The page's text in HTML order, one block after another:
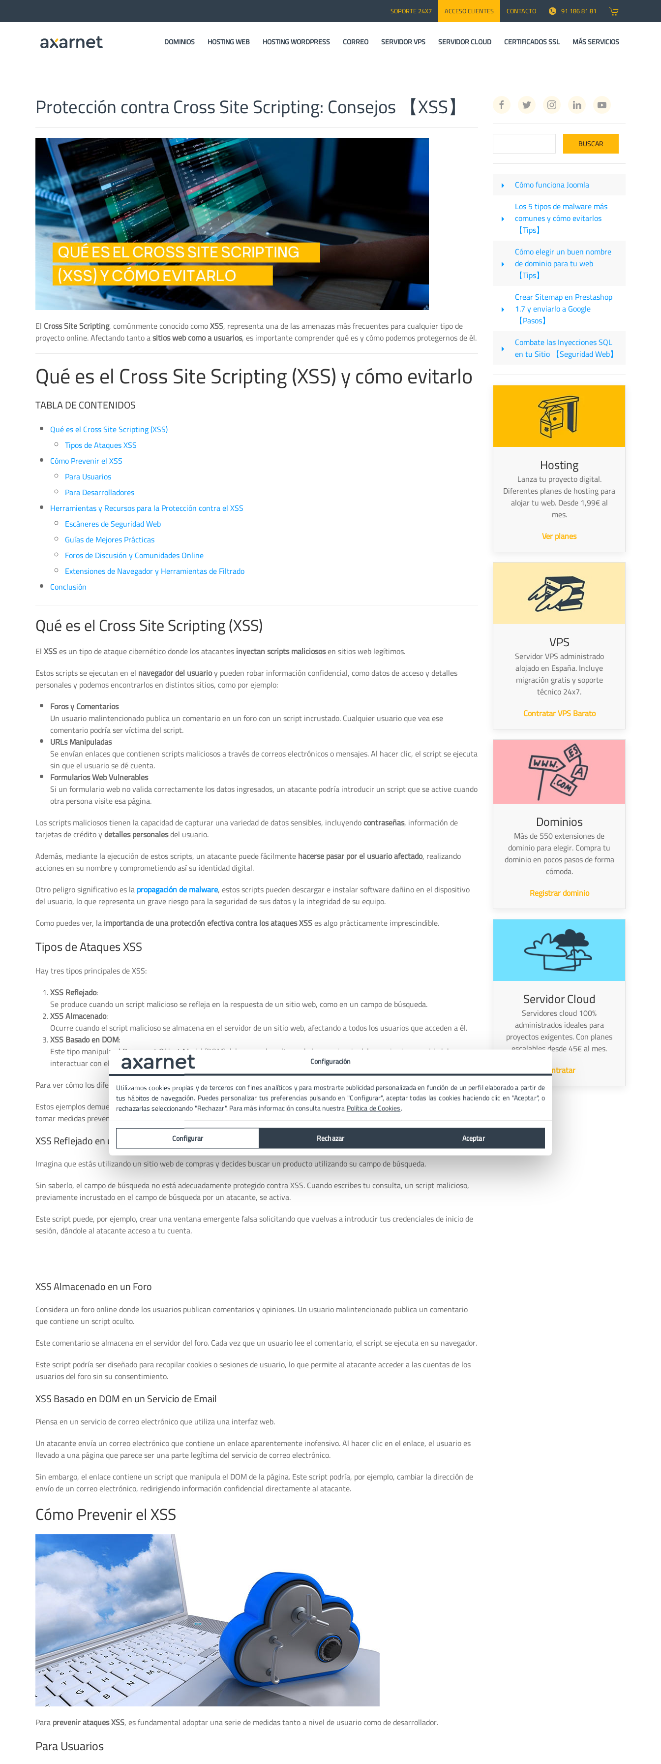
SOPORTE 24X7 ACCESO CLIENTES CONTACTO 91 186 81 81
DOMINIOS HOSTING WEB HOSTING WORDPRESS CORREO SERVIDOR VPS SERVIDOR CLOUD CERTIFICADOS SSL MÁS SERVICIOS
Protección contra Cross Site Scripting: Consejos 【XSS】
El Cross Site Scripting, comúnmente conocido comoXSS, representa una de las amenazas más frecuentes para cualquier tipo de
proyecto online. Afectando tanto asitios web como a usuarios, es importante comprender qué es y cómo podemos protegernos de él.
Qué es el Cross Site Scripting (XSS) y cómo evitarlo
TABLA DE CONTENIDOS
Qué es el Cross Site Scripting (XSS)
Tipos de Ataques XSS
Cómo Prevenir el XSS
Para Usuarios
Para Desarrolladores
Herramientas y Recursos para la Protección contra el XSS
Escáneres de Seguridad Web
Guías de Mejores Prácticas
Foros de Discusión y Comunidades Online
Extensiones de Navegador y Herramientas de Filtrado
Conclusión
Qué es el Cross Site Scripting (XSS)
ElXSSes un tipo de ataque cibernético donde los atacantesinyectan scripts maliciososen sitios web legítimos.
Estos scripts se ejecutan en el navegador del usuarioy pueden robar información confidencial, como datos de acceso y detalles
personales y podemos encontrarlos en distintos sitios, como por ejemplo:
Foros y Comentarios
Un usuario malintencionado publica un comentario en un foro con un script incrustado. Cualquier usuario que vea ese
comentario podría ser víctima del script.
URLs Manipuladas
Se envían enlaces que contienen scripts maliciosos a través de correos electrónicos o mensajes. Al hacer clic, el script se ejecuta
sin que el usuario se dé cuenta.
Formularios Web Vulnerables
Si un formulario web no valida correctamente los datos ingresados, un atacante podría introducir un script que se active cuando
otra persona visite esa página.
Los scripts maliciosos tienen la capacidad de capturar una variedad de datos sensibles, incluyendocontraseñas, información de
tarjetas de crédito ydetalles personalesdel usuario.
Además, mediante la ejecución de estos scripts, un atacante puede fácilmentehacerse pasar por el usuario afectado, realizando
acciones en su nombre y comprometiendo así su identidad digital.
Otro peligro significativo es lapropagación de malware, estos scripts pueden descargar e instalar software dañino en el dispositivo
del usuario, lo que representa un grave riesgo para la seguridad de sus datos y la integridad de su equipo.
Como puedes ver, laimportancia de una protección efectiva contra los ataques XSSes algo prácticamente imprescindible.
Tipos de Ataques XSS
Hay tres tipos principales de XSS:
XSS Reflejado:
Se produce cuando un script malicioso se refleja en la respuesta de un sitio web, como en un campo de búsqueda.
XSS Almacenado:
Ocurre cuando el script malicioso se almacena en el servidor de un sitio web, afectando a todos los usuarios que acceden a él.
XSS Basado en DOM:
Este tipo manipula el Document Object Model (DOM) del navegador, alterando la experiencia del usuario sin necesidad de
interactuar con el servidor web.
Para ver cómo los diferentes tipos de Cross Site Scripting (XSS) pueden afectar en situaciones reales, echa un vistazo a esto.
Estos ejemplos demuestran cómo el XSS puede manifestarse en escenarios comunes, destacando la importancia de estar alerta y
tomar medidas preventivas para protegerse contra este tipo de ataques.
XSS Reflejado en un Campo de Búsqueda
Imagina que estás utilizando un sitio web de compras y decides buscar un producto utilizando su campo de búsqueda.
Sin saberlo, el campo de búsqueda no está adecuadamente protegido contra XSS. Cuando escribes tu consulta, un script malicioso,
previamente incrustado en el campo de búsqueda por un atacante, se activa.
Este script puede, por ejemplo, crear una ventana emergente falsa solicitando que vuelvas a introducir tus credenciales de inicio de
sesión, dándole al atacante acceso a tu cuenta.
XSS Almacenado en un Foro
Considera un foro online donde los usuarios publican comentarios y opiniones. Un usuario malintencionado publica un comentario
que contiene un script oculto.
Este comentario se almacena en el servidor del foro. Cada vez que un usuario lee el comentario, el script se ejecuta en su navegador.
Este script podría ser diseñado para recopilar cookies o sesiones de usuario, lo que permite al atacante acceder a las cuentas de los
usuarios del foro sin su consentimiento.
XSS Basado en DOM en un Servicio de Email
Piensa en un servicio de correo electrónico que utiliza una interfaz web.
Un atacante envía un correo electrónico que contiene un enlace aparentemente inofensivo. Al hacer clic en el enlace, el usuario es
llevado a una página que parece ser una parte legítima del servicio de correo electrónico.
Sin embargo, el enlace contiene un script que manipula el DOM de la página. Este script podría, por ejemplo, cambiar la dirección de
envío de un correo electrónico, redirigiendo información confidencial directamente al atacante.
Cómo Prevenir el XSS
Paraprevenir ataques XSS, es fundamental adoptar una serie de medidas tanto a nivel de usuario como de desarrollador.
Para Usuarios
Cómo funciona Joomla
Los 5 tipos de malware más
comunes y cómo evitarlos
【Tips】
Cómo elegir un buen nombre
de dominio para tu web
【Tips】
Crear Sitemap en Prestashop
1.7 y enviarlo a Google
【Pasos】
Combate las Inyecciones SQL
en tu Sitio 【Seguridad Web】
Hosting
Lanza tu proyecto digital.
Diferentes planes de hosting para
alojar tu web. Desde 1,99€ al
mes.
Ver planes
VPS
Servidor VPS administrado
alojado en España. Incluye
migración gratis y soporte
técnico 24x7.
Contratar VPS Barato
Dominios
Más de 550 extensiones de
dominio para elegir. Compra tu
dominio en pocos pasos de forma
cómoda.
Registrar dominio
Servidor Cloud
Servidores cloud 100%
administrados ideales para
proyectos exigentes. Con planes
escalables desde 45€ al mes.
Contratar
Configuración
Utilizamos cookies propias y de terceros con fines analíticos y para mostrarte publicidad personalizada en función de un perfil elaborado a partir de
tus hábitos de navegación. Puedes personalizar tus preferencias pulsando en "Configurar", aceptar todas las cookies haciendo clic en "Aceptar", o
rechazarlas seleccionando "Rechazar". Para más información consulta nuestraPolítica de Cookies.
Configurar Rechazar Aceptar